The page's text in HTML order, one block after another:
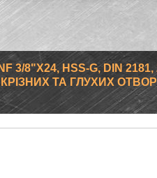
3/8"X24, HSS-G, DIN
ТА ГЛУХИХ